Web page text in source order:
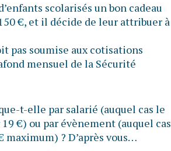
scolarisés un bon cadeau
€, et il décide de leur attribuer à
pas soumise aux cotisations
mensuel de la Sécurité
t-elle par salarié (auquel cas le
€) ou par évènement (auquel cas
maximum) ? D’après vous…